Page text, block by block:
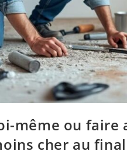
même ou faire
cher au final